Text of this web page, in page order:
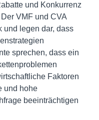
und Konkurrenz
VMF und CVA
und legen dar, dass
sprechen, dass ein
Faktoren
und hohe
beeinträchtigen